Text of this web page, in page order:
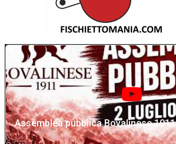
Assemblea pubblica Bovalinese 1911